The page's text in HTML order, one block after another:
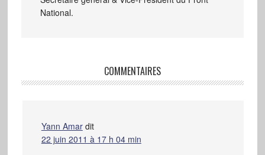
National.
COMMENTAIRES
Yann Amar dit
22 juin 2011 à 17 h 04 min